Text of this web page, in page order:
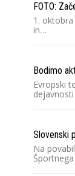
FOTO:
1.
in…
Bodimo
Evropski
Slovenski
Na